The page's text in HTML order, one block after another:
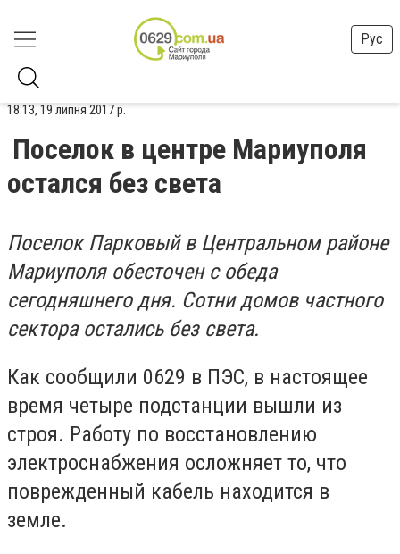
Рус
18:13, 19 липня 2017 р.
Поселок в центре Мариуполя
остался без света
Поселок Парковый в Центральном районе
Мариуполя обесточен с обеда
сегодняшнего дня. Сотни домов частного
сектора остались без света.
Как сообщили 0629 в ПЭС, в настоящее
время четыре подстанции вышли из
строя. Работу по восстановлению
электроснабжения осложняет то, что
поврежденный кабель находится в
земле.